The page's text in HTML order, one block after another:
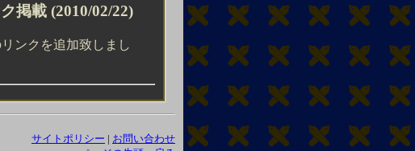
掲載 (2010/02/22)
ンクを追加致しまし
サイトポリシー | お問い合わせ